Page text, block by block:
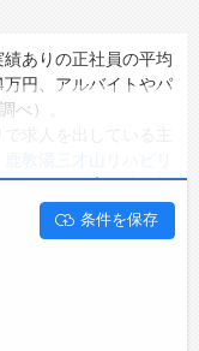
ありの正社員の平均
円、アルバイトやパ
べ）。
教湯三才山リハビリ
どがあり、未経験や短
あるジョブズゴーで
ており、そのうち
条件を保存